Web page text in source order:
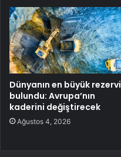
Dünyanın en büyük rezervi
bulundu: Avrupa’nın
kaderini değiştirecek
Ağustos 4, 2026